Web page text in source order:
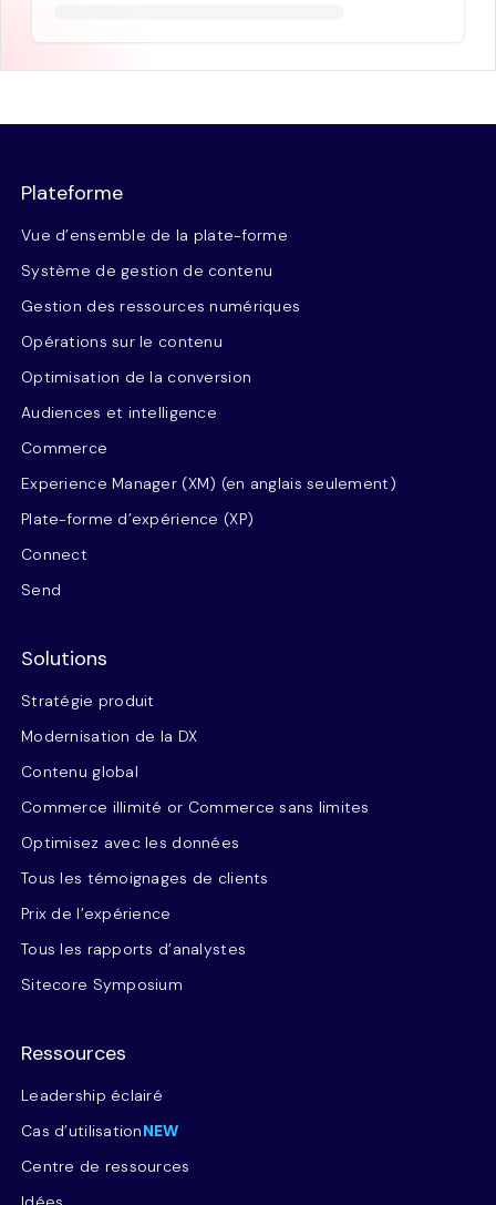
Plateforme
Vue d’ensemble de la plate-forme
Système de gestion de contenu
Gestion des ressources numériques
Opérations sur le contenu
Optimisation de la conversion
Audiences et intelligence
Commerce
Experience Manager (XM) (en anglais seulement)
Plate-forme d’expérience (XP)
Connect
Send
Solutions
Stratégie produit
Modernisation de la DX
Contenu global
Commerce illimité or Commerce sans limites
Optimisez avec les données
Tous les témoignages de clients
Prix de l’expérience
Tous les rapports d’analystes
Sitecore Symposium
Ressources
Leadership éclairé
Cas d’utilisationNEW
Centre de ressources